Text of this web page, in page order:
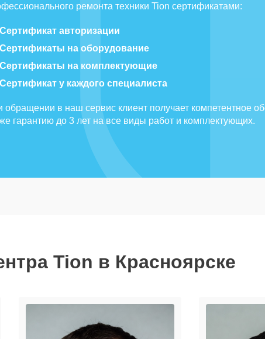
ремонта техники Tion сертификатами:
Сертификат авторизации
Сертификаты на оборудование
Сертификаты на комплектующие
Сертификат у каждого специалиста
обращении в наш сервис клиент получает компетентное
гарантию до 3 лет на все виды работ и комплектующих.
Tion в Красноярске